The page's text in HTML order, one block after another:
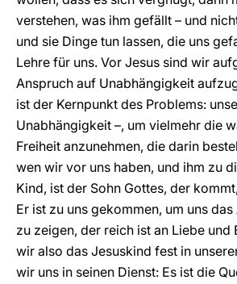
verstehen, was ihm gefällt – und
und sie Dinge tun lassen, die uns
Lehre für uns. Vor Jesus sind wir
Anspruch auf Unabhängigkeit
ist der Kernpunkt des Problems:
Unabhängigkeit –, um vielmehr die
Freiheit anzunehmen, die darin
wen wir vor uns haben, und ihm zu
Kind, ist der Sohn Gottes, der
Er ist zu uns gekommen, um uns
zu zeigen, der reich ist an Liebe und
wir also das Jesuskind fest in
wir uns in seinen Dienst: Es ist die